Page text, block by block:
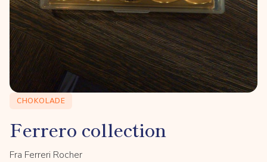
CHOKOLADE
Ferrero collection
Fra Ferreri Rocher